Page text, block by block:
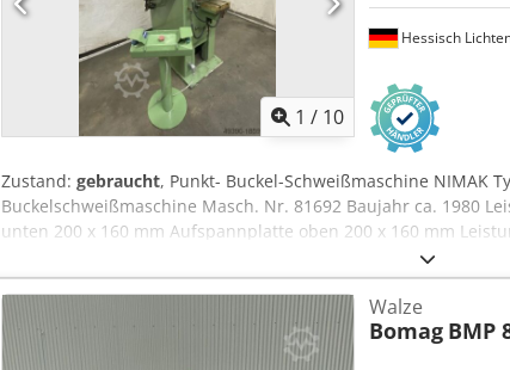
1 / 10
Hessisch
Zustand: gebraucht, Punkt- Buckel-Schweißmaschine NIMAK
Buckelschweißmaschine Masch. Nr. 81692 Baujahr ca. 1980
unten 200 x 160 mm Aufspannplatte oben 200 x 160 mm
150 mm Elektrodenkraft 200 - 2000 kp stufenlos regelbar
600 kVA Netzanschluß 380 Volt, 50 Hz - Schweißsteuerung
Dcodpfx Alev Dxm Sj Njk - prallele Elektrodenführung -
Handbedienpult mit Not-Aus - Schaltschrank mit Steuerung
1000 x 800 x 1800 mm Gewicht 900 kg guter Zustand
Walze
Bomag BMP